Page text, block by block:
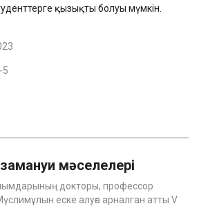
қызықты болуы мүмкін.
5
мәселелері
докторы, профессор
еске алуға арналган атты V